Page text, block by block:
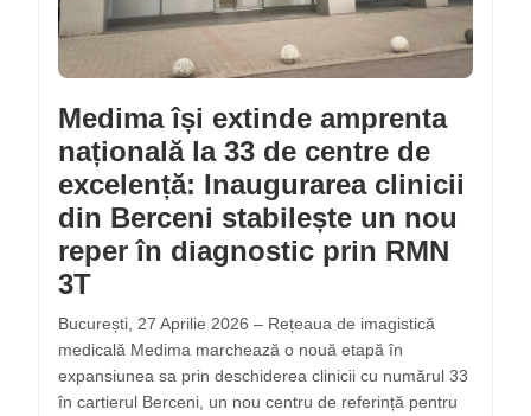
Medima își extinde amprenta
națională la 33 de centre de
excelență: Inaugurarea clinicii
din Berceni stabilește un nou
reper în diagnostic prin RMN
3T
București, 27 Aprilie 2026 – Rețeaua de imagistică
medicală Medima marchează o nouă etapă în
expansiunea sa prin deschiderea clinicii cu numărul 33
în cartierul Berceni, un nou centru de referință pentru